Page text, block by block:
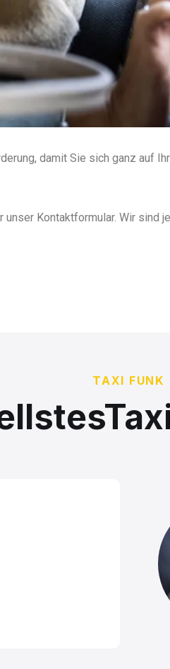
damit Sie sich ganz auf
Kontaktformular. Wir
TAXI FUNK